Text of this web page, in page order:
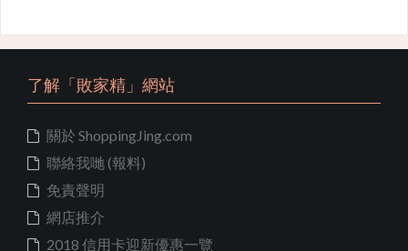
了解「敗家精」網站
關於 ShoppingJing.com
聯絡我哋 (報料)
免責聲明
網店推介
2018 信用卡迎新優惠一覽